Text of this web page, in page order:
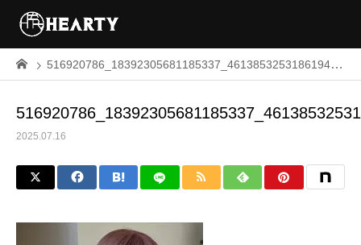
516920786_18392305681185337_461385325318619421_n
2025.07.16